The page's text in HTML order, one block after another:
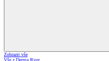
Zobrazit vše
Vše z Derma Ryor